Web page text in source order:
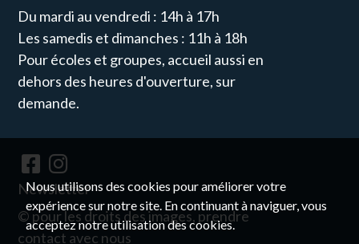
Du mardi au vendredi : 14h à 17h
Les samedis et dimanches : 11h à 18h
Pour écoles et groupes, accueil aussi en
dehors des heures d'ouverture, sur
demande.
Newsletter
© pour les droits des images, prendre
contact avec nous
Nous utilisons des cookies pour améliorer votre
expérience sur notre site. En continuant à naviguer, vous
acceptez notre utilisation des cookies.